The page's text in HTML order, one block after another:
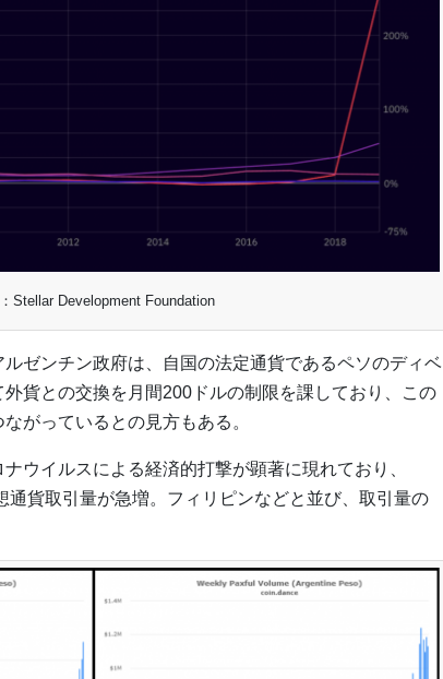
Stellar Development Foundation
ゼンチン政府は、自国の法定通貨であるペソのディベ
貨との交換を月間200ドルの制限を課しており、この
がっているとの見方もある。
ウイルスによる経済的打撃が顕著に現れており、
通貨取引量が急増。フィリピンなどと並び、取引量の